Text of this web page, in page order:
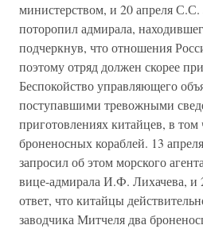
министерством, и 20 апреля
поторопил адмирала,
подчеркнув, что отношения
поэтому отряд должен скорее
Беспокойство управляющего
поступавшими тревожными
приготовлениях китайцев, в
броненосных кораблей. 13
запросил об этом морского
вице-адмирала И.Ф. Лихачева, и
ответ, что китайцы
заводчика Митчеля два